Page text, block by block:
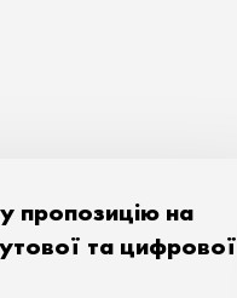
пропозицiю на
та цифрової